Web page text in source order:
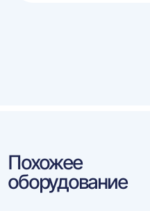
Похожее
оборудование